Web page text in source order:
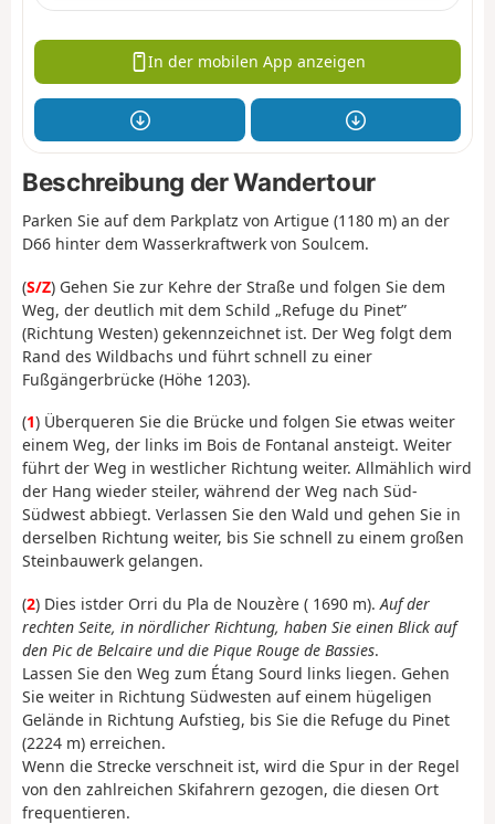
In der mobilen App anzeigen
Beschreibung der Wandertour
Parken Sie auf dem Parkplatz von Artigue (1180 m) an der
D66 hinter dem Wasserkraftwerk von Soulcem.
(S/Z) Gehen Sie zur Kehre der Straße und folgen Sie dem
Weg, der deutlich mit dem Schild „Refuge du Pinet”
(Richtung Westen) gekennzeichnet ist. Der Weg folgt dem
Rand des Wildbachs und führt schnell zu einer
Fußgängerbrücke (Höhe 1203).
(1) Überqueren Sie die Brücke und folgen Sie etwas weiter
einem Weg, der links im Bois de Fontanal ansteigt. Weiter
führt der Weg in westlicher Richtung weiter. Allmählich wird
der Hang wieder steiler, während der Weg nach Süd-
Südwest abbiegt. Verlassen Sie den Wald und gehen Sie in
derselben Richtung weiter, bis Sie schnell zu einem großen
Steinbauwerk gelangen.
(2) Dies istder Orri du Pla de Nouzère ( 1690 m). Auf der
rechten Seite, in nördlicher Richtung, haben Sie einen Blick auf
den Pic de Belcaire und die Pique Rouge de Bassies.
Lassen Sie den Weg zum Étang Sourd links liegen. Gehen
Sie weiter in Richtung Südwesten auf einem hügeligen
Gelände in Richtung Aufstieg, bis Sie die Refuge du Pinet
(2224 m) erreichen.
Wenn die Strecke verschneit ist, wird die Spur in der Regel
von den zahlreichen Skifahrern gezogen, die diesen Ort
frequentieren.